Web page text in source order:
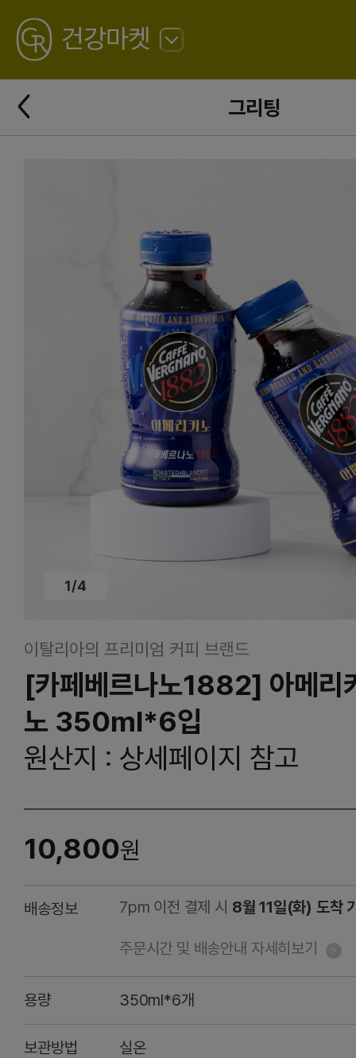
GREATING
건강마켓
로
그리팅
뒤
로
가
1/4
이탈리아의 프리미엄 커피 브랜드
[카페베르나노1882] 아메리
노 350ml*6입
원산지 : 상세페이지 참고
10,800원
배송정보 7pm 이전 결제 시 8월 11일(화) 도착
주문시간 및 배송안내 자세히보기
용량 350ml*6개
보관방법 실온